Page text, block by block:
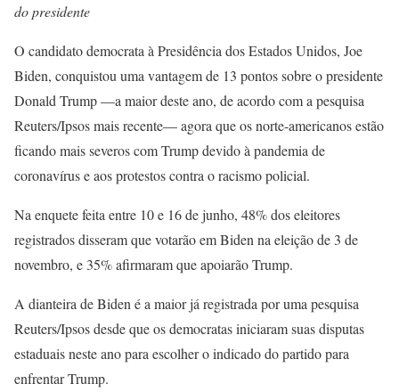
do presidente
O candidato democrata à Presidência dos Estados Unidos, Joe
Biden, conquistou uma vantagem de 13 pontos sobre o presidente
Donald Trump —a maior deste ano, de acordo com a pesquisa
Reuters/Ipsos mais recente— agora que os norte-americanos estão
ficando mais severos com Trump devido à pandemia de
coronavírus e aos protestos contra o racismo policial.
Na enquete feita entre 10 e 16 de junho, 48% dos eleitores
registrados disseram que votarão em Biden na eleição de 3 de
novembro, e 35% afirmaram que apoiarão Trump.
A dianteira de Biden é a maior já registrada por uma pesquisa
Reuters/Ipsos desde que os democratas iniciaram suas disputas
estaduais neste ano para escolher o indicado do partido para
enfrentar Trump.